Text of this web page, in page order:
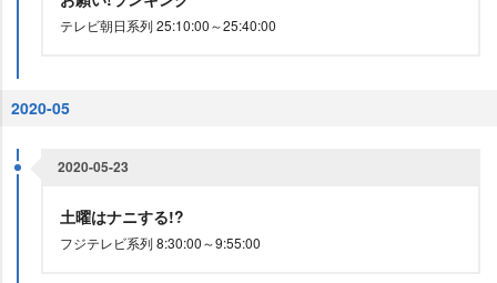
テレビ朝日系列 25:10:00～25:40:00
2020-05
2020-05-23
土曜はナニする!?
フジテレビ系列 8:30:00～9:55:00